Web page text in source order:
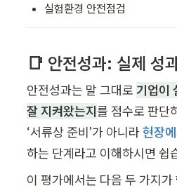
실험환경 안전점검
📑 안전성과: 실제 성
안전성과는 말 그대로 기업이
잘 지켜왔는지를 점수로 판단
‘서류상 준비’가 아니라 현장
하는 단계라고 이해하시면 쉽
이 평가에서는 다음 두 가지가